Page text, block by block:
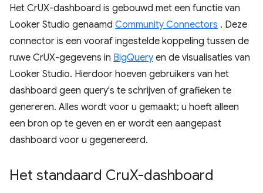
Het CrUX-dashboard is gebouwd met een functie van
Looker Studio genaamd Community Connectors . Deze
connector is een vooraf ingestelde koppeling tussen de
ruwe CrUX-gegevens in BigQuery en de visualisaties van
Looker Studio. Hierdoor hoeven gebruikers van het
dashboard geen query's te schrijven of grafieken te
genereren. Alles wordt voor u gemaakt; u hoeft alleen
een bron op te geven en er wordt een aangepast
dashboard voor u gegenereerd.
Het standaard CruX-dashboard